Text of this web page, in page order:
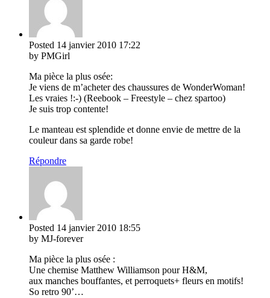
Posted 14 janvier 2010 17:22
by PMGirl
Ma pièce la plus osée:
Je viens de m’acheter des chaussures de WonderWoman!
Les vraies !:-) (Reebook – Freestyle – chez spartoo)
Je suis trop contente!
Le manteau est splendide et donne envie de mettre de la
couleur dans sa garde robe!
Répondre
Posted 14 janvier 2010 18:55
by MJ-forever
Ma pièce la plus osée :
Une chemise Matthew Williamson pour H&M,
aux manches bouffantes, et perroquets+ fleurs en motifs!
So retro 90’…